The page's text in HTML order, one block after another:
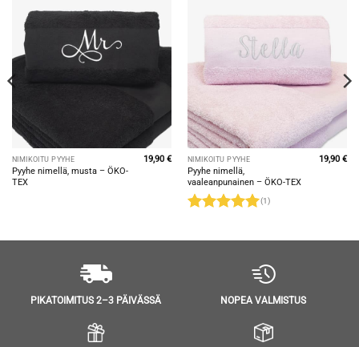
NIMIKOITU PYYHE
Pyyhe nimellä, musta – ÖKO-
TEX
19,90€ NIMIKOITU PYYHE
Pyyhe nimellä,
vaaleanpunainen – ÖKO-TEX
(1)
19,90€
PIKATOIMITUS 2–3 PÄIVÄSSÄ NOPEA VALMISTUS